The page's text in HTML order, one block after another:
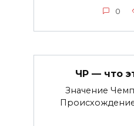
0
ЧР — что
Значение